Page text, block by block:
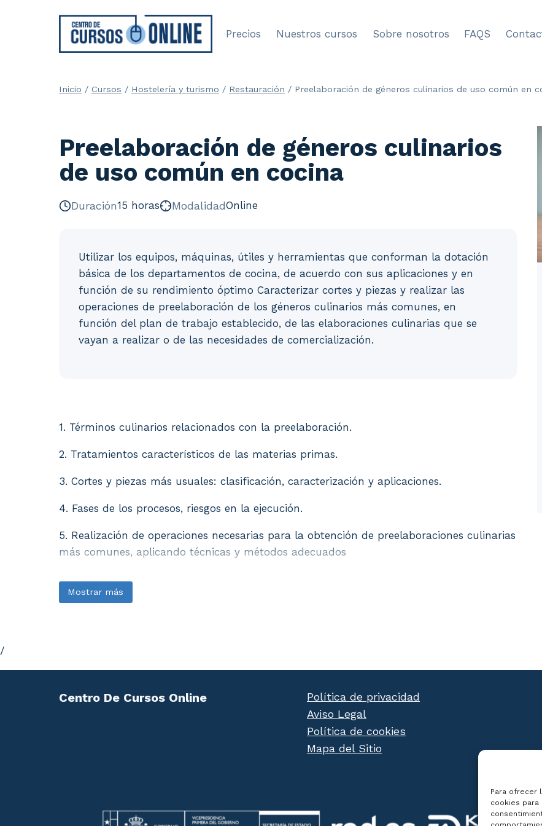
Para ofrecer
cookies para
Precios Nuestros cursos Sobre nosotros FAQS
Inicio / Cursos / Hostelería y turismo / Restauración / Preelaboración de géneros culinarios de uso común en
Preelaboración de géneros culinarios
de uso común en cocina
Duración15 horas ModalidadOnline
Utilizar los equipos, máquinas, útiles y herramientas que conforman la dotación
básica de los departamentos de cocina, de acuerdo con sus aplicaciones y en
función de su rendimiento óptimo Caracterizar cortes y piezas y realizar las
operaciones de preelaboración de los géneros culinarios más comunes, en
función del plan de trabajo establecido, de las elaboraciones culinarias que se
vayan a realizar o de las necesidades de comercialización.
1. Términos culinarios relacionados con la preelaboración.
2. Tratamientos característicos de las materias primas.
3. Cortes y piezas más usuales: clasificación, caracterización y aplicaciones.
4. Fases de los procesos, riesgos en la ejecución.
5. Realización de operaciones necesarias para la obtención de preelaboraciones culinarias
más comunes, aplicando técnicas y métodos adecuados
Mostrar más
/
Centro De Cursos Online
Política de privacidad
Aviso Legal
Política de cookies
Mapa del Sitio